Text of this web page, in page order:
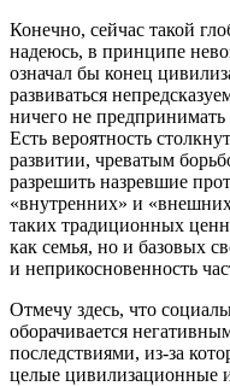
Конечно, сейчас такой
надеюсь, в принципе
означал бы конец
развиваться
ничего не предпринимать
Есть вероятность
развитии, чреватым
разрешить назревшие
«внутренних» и
таких традиционных
как семья, но и базовых
и неприкосновенность
Отмечу здесь, что
оборачивается
последствиями, из-за
целые цивилизационные